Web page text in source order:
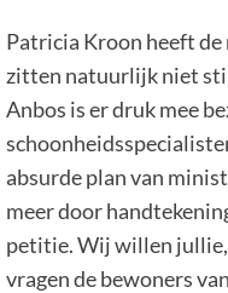
Patricia Kroon heeft de
zitten natuurlijk niet
Anbos is er druk mee
absurde plan van
meer door
petitie. Wij willen jullie,
vragen de bewoners